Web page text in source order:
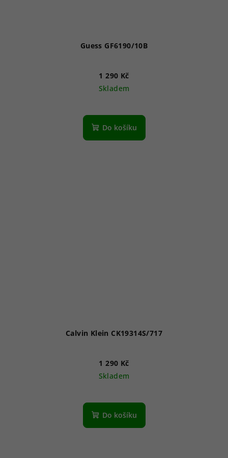
Guess GF6190/10B
1 290 Kč
Skladem
Do košíku
Calvin Klein CK19314S/717
1 290 Kč
Skladem
Do košíku